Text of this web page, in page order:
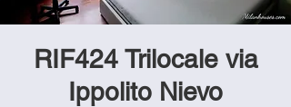
RIF424 Trilocale via
Ippolito Nievo